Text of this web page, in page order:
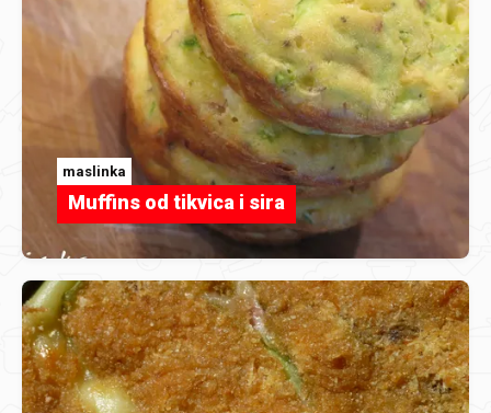
maslinka
Muffins od tikvica i sira